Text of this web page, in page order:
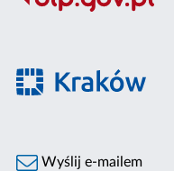
Wyślij e-mailem